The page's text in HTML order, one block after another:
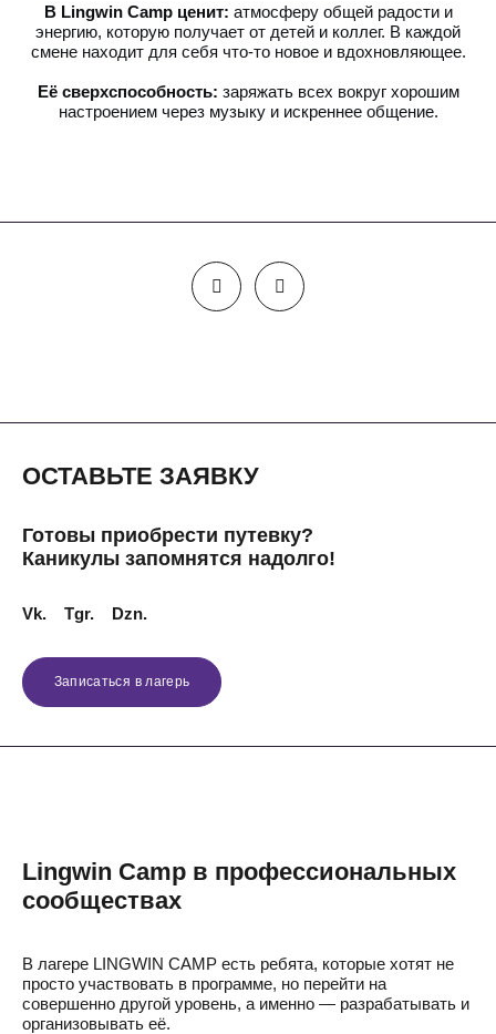
В Lingwin Camp ценит: атмосферу общей радости и
энергию, которую получает от детей и коллег. В каждой
смене находит для себя что-то новое и вдохновляющее.
Её сверхспособность: заряжать всех вокруг хорошим
настроением через музыку и искреннее общение.
ОСТАВЬТЕ ЗАЯВКУ
Готовы приобрести путевку?
Каникулы запомнятся надолго!
Vk. Tgr. Dzn.
Записаться в лагерь
Lingwin Camp в профессиональных
сообществах
В лагере LINGWIN CAMP есть ребята, которые хотят не
просто участвовать в программе, но перейти на
совершенно другой уровень, а именно — разрабатывать и
организовывать её.